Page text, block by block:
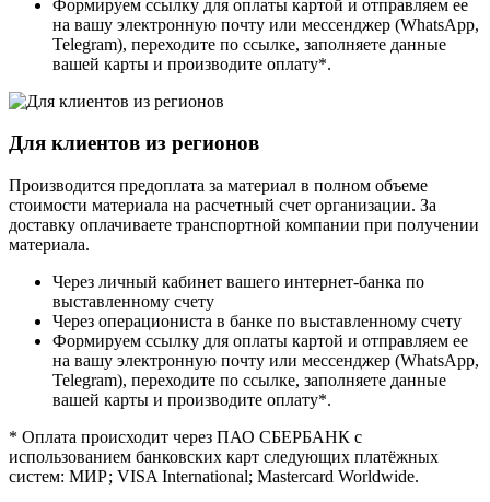
Формируем ссылку для оплаты картой и отправляем ее
на вашу электронную почту или мессенджер (WhatsApp,
Telegram), переходите по ссылке, заполняете данные
вашей карты и производите оплату*.
Для клиентов из регионов
Производится предоплата за материал в полном объеме
стоимости материала на расчетный счет организации. За
доставку оплачиваете транспортной компании при получении
материала.
Через личный кабинет вашего интернет-банка по
выставленному счету
Через операциониста в банке по выставленному счету
Формируем ссылку для оплаты картой и отправляем ее
на вашу электронную почту или мессенджер (WhatsApp,
Telegram), переходите по ссылке, заполняете данные
вашей карты и производите оплату*.
* Оплата происходит через ПАО СБЕРБАНК с
использованием банковских карт следующих платёжных
систем: МИР; VISA International; Mastercard Worldwide.